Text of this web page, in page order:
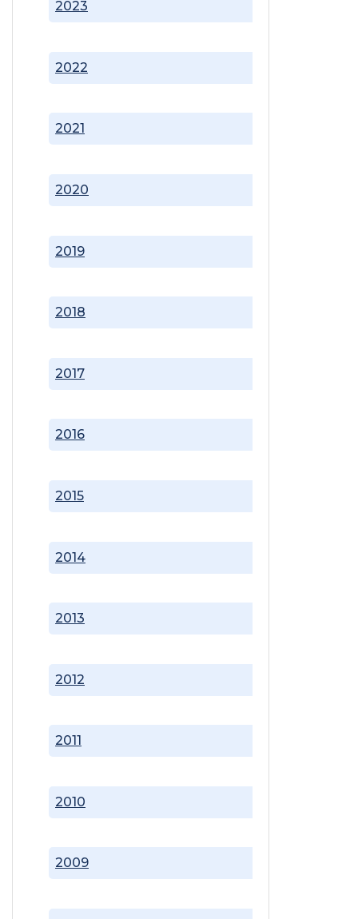
2009
2010
2011
2012
2013
2014
2015
2016
2017
2018
2019
2020
2021
2022
2023